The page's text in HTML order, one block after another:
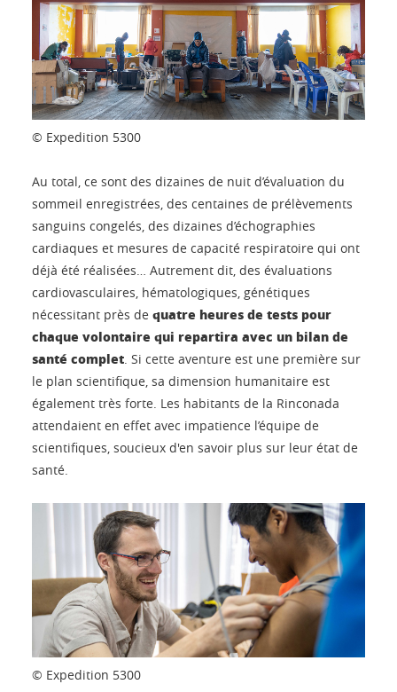
© Expedition 5300
Au total, ce sont des dizaines de nuit d’évaluation du
sommeil enregistrées, des centaines de prélèvements
sanguins congelés, des dizaines d’échographies
cardiaques et mesures de capacité respiratoire qui ont
déjà été réalisées… Autrement dit, des évaluations
cardiovasculaires, hématologiques, génétiques
nécessitant près de quatre heures de tests pour
chaque volontaire qui repartira avec un bilan de
santé complet . Si cette aventure est une première sur
le plan scientifique, sa dimension humanitaire est
également très forte. Les habitants de la Rinconada
attendaient en effet avec impatience l’équipe de
scientifiques, soucieux d'en savoir plus sur leur état de
santé.
© Expedition 5300